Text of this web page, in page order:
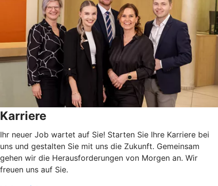
Karriere
Ihr neuer Job wartet auf Sie! Starten Sie Ihre Karriere bei
uns und gestalten Sie mit uns die Zukunft. Gemeinsam
gehen wir die Herausforderungen von Morgen an. Wir
freuen uns auf Sie.